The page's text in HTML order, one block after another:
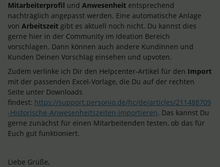
Mitarbeiterprofil und Anwesenheit entsprechend
nachträglich angepasst werden. Eine automatische Anlage
von Arbeitszeit gibt es aktuell noch nicht. Du kannst dies
gerne hier in der Community im Ideation Bereich
vorschlagen. Dann können auch andere Kundinnen und
Kunden Deinen Vorschlag einsehen und upvoten.
Zudem verlinke ich Dir den Helpcenter-Artikel für den Import
mit der passenden Excel-Vorlage, die Du auf der rechten
Seite unter Downloads
findest: https://support.personio.de/hc/de/articles/211488709
-Historische-Anwesenheitszeiten-importieren. Das kannst Du
gerne zunächst für einen Mitarbeitenden testen, ob das für
Euch gut funktioniert.
Liebe Grüße,